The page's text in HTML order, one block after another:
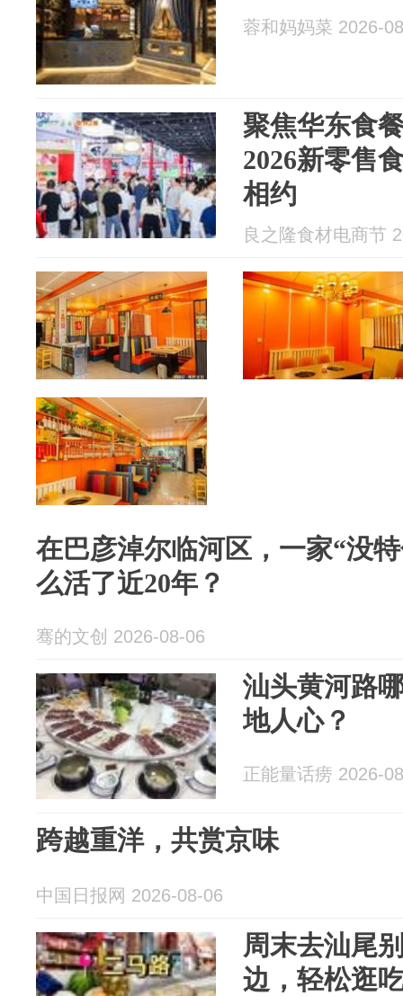
蓉和妈妈菜 2026-
聚焦华东食
2026新零售
相约
良之隆食材电商节
在巴彦淖尔临河区，一家“没
么活了近20年？
骞的文创 2026-08-06
汕头黄河路
地人心？
正能量话痨 2026-
跨越重洋，共赏京味
中国日报网 2026-08-06
周末去汕尾
边，轻松逛